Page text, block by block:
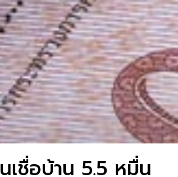
เชื่อบ้าน 5.5 หมื่น